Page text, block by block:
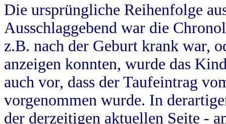
Die ursprüngliche Reihenfolge
Ausschlaggebend war die
z.B. nach der Geburt krank war,
anzeigen konnten, wurde das
auch vor, dass der Taufeintrag
vorgenommen wurde. In
der derzeitigen aktuellen Seite -